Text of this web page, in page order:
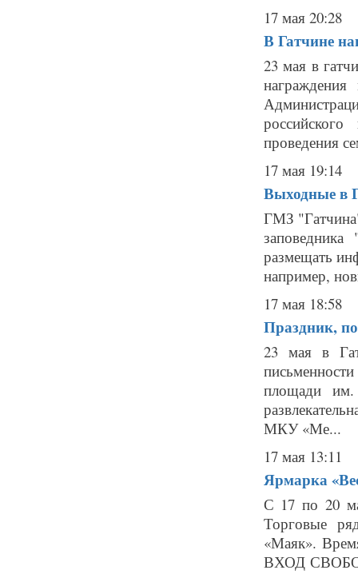
17 мая 20:28
В Гатчине
23 мая в
проведения
17 мая 19:14
Выходные в
ГМЗ
размещать
например,
17 мая 18:58
Праздник,
23 мая в
площади им.
МКУ «Ме...
17 мая 13:11
Ярмарка
С 17 по 20
Торговые
«Маяк».
ВХОД